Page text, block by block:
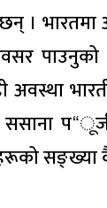
।
अवस्था